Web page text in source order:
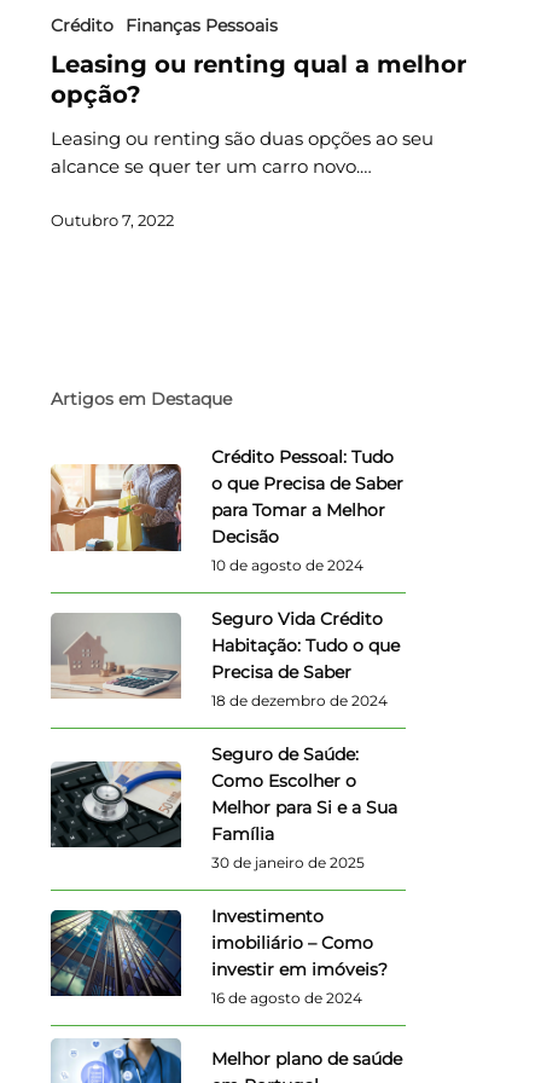
Crédito Finanças Pessoais
Leasing ou renting qual a melhor
opção?
Leasing ou renting são duas opções ao seu
alcance se quer ter um carro novo.…
Outubro 7, 2022
Artigos em Destaque
Crédito Pessoal: Tudo
o que Precisa de Saber
para Tomar a Melhor
Decisão
10 de agosto de 2024
Seguro Vida Crédito
Habitação: Tudo o que
Precisa de Saber
18 de dezembro de 2024
Seguro de Saúde:
Como Escolher o
Melhor para Si e a Sua
Família
30 de janeiro de 2025
Investimento
imobiliário – Como
investir em imóveis?
16 de agosto de 2024
Melhor plano de saúde